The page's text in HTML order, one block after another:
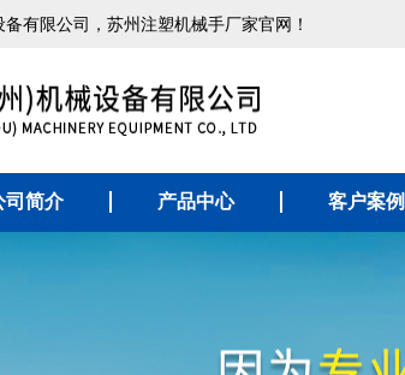
有限公司，苏州注塑机械手厂家官网！
司简介 产品中心 客户案例